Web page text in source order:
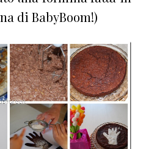
di BabyBoom!)